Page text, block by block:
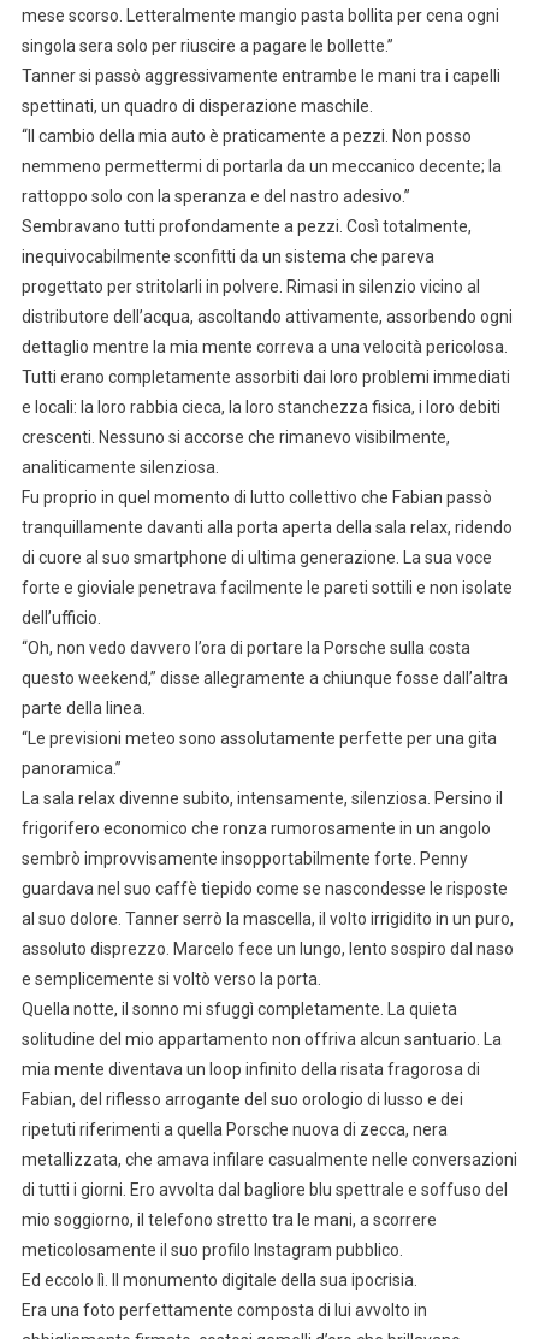
mese scorso. Letteralmente mangio pasta bollita per cena ogni
singola sera solo per riuscire a pagare le bollette.”
Tanner si passò aggressivamente entrambe le mani tra i capelli
spettinati, un quadro di disperazione maschile.
“Il cambio della mia auto è praticamente a pezzi. Non posso
nemmeno permettermi di portarla da un meccanico decente; la
rattoppo solo con la speranza e del nastro adesivo.”
Sembravano tutti profondamente a pezzi. Così totalmente,
inequivocabilmente sconfitti da un sistema che pareva
progettato per stritolarli in polvere. Rimasi in silenzio vicino al
distributore dell’acqua, ascoltando attivamente, assorbendo ogni
dettaglio mentre la mia mente correva a una velocità pericolosa.
Tutti erano completamente assorbiti dai loro problemi immediati
e locali: la loro rabbia cieca, la loro stanchezza fisica, i loro debiti
crescenti. Nessuno si accorse che rimanevo visibilmente,
analiticamente silenziosa.
Fu proprio in quel momento di lutto collettivo che Fabian passò
tranquillamente davanti alla porta aperta della sala relax, ridendo
di cuore al suo smartphone di ultima generazione. La sua voce
forte e gioviale penetrava facilmente le pareti sottili e non isolate
dell’ufficio.
“Oh, non vedo davvero l’ora di portare la Porsche sulla costa
questo weekend,” disse allegramente a chiunque fosse dall’altra
parte della linea.
“Le previsioni meteo sono assolutamente perfette per una gita
panoramica.”
La sala relax divenne subito, intensamente, silenziosa. Persino il
frigorifero economico che ronza rumorosamente in un angolo
sembrò improvvisamente insopportabilmente forte. Penny
guardava nel suo caffè tiepido come se nascondesse le risposte
al suo dolore. Tanner serrò la mascella, il volto irrigidito in un puro,
assoluto disprezzo. Marcelo fece un lungo, lento sospiro dal naso
e semplicemente si voltò verso la porta.
Quella notte, il sonno mi sfuggì completamente. La quieta
solitudine del mio appartamento non offriva alcun santuario. La
mia mente diventava un loop infinito della risata fragorosa di
Fabian, del riflesso arrogante del suo orologio di lusso e dei
ripetuti riferimenti a quella Porsche nuova di zecca, nera
metallizzata, che amava infilare casualmente nelle conversazioni
di tutti i giorni. Ero avvolta dal bagliore blu spettrale e soffuso del
mio soggiorno, il telefono stretto tra le mani, a scorrere
meticolosamente il suo profilo Instagram pubblico.
Ed eccolo lì. Il monumento digitale della sua ipocrisia.
Era una foto perfettamente composta di lui avvolto in